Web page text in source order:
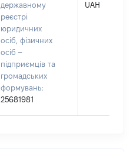
державному
реєстрі
юридичних
осіб, фізичних
осіб –
підприємців та
громадських
формувань:
25681981
UAH